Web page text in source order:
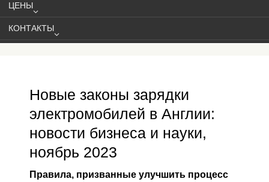
ЦЕНЫ
КОНТАКТЫ
Новые законы зарядки
электромобилей в Англии:
новости бизнеса и науки,
ноябрь 2023
Правила, призванные улучшить процесс